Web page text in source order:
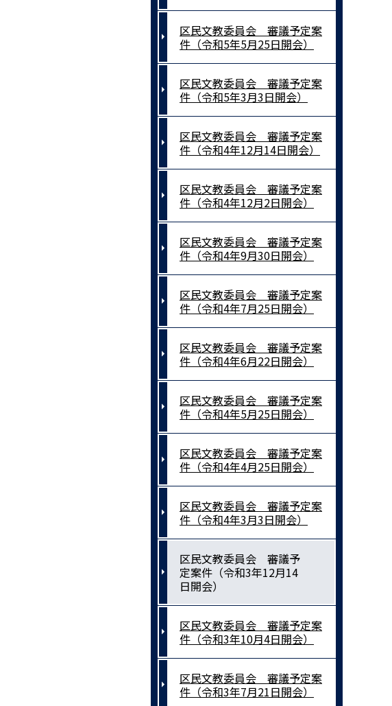
区民文教委員会 審議予定案
件（令和5年5月25日開会）
区民文教委員会 審議予定案
件（令和5年3月3日開会）
区民文教委員会 審議予定案
件（令和4年12月14日開会）
区民文教委員会 審議予定案
件（令和4年12月2日開会）
区民文教委員会 審議予定案
件（令和4年9月30日開会）
区民文教委員会 審議予定案
件（令和4年7月25日開会）
区民文教委員会 審議予定案
件（令和4年6月22日開会）
区民文教委員会 審議予定案
件（令和4年5月25日開会）
区民文教委員会 審議予定案
件（令和4年4月25日開会）
区民文教委員会 審議予定案
件（令和4年3月3日開会）
区民文教委員会 審議予
定案件（令和3年12月14
日開会）
区民文教委員会 審議予定案
件（令和3年10月4日開会）
区民文教委員会 審議予定案
件（令和3年7月21日開会）